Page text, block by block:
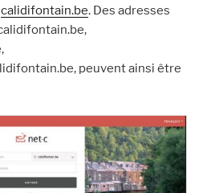
calidifontain.be. Des adresses
peuvent ainsi être